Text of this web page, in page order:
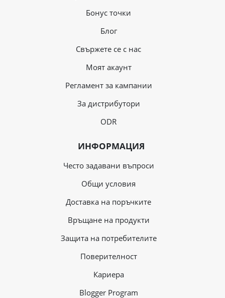
Бонус точки
Блог
Свържете се с нас
Mоят акаунт
Регламент за кампании
За дистрибутори
ODR
ИНФОРМАЦИЯ
Често задавани въпроси
Общи условия
Доставка на поръчките
Връщане на продукти
Защита на потребителите
Поверителност
Кариера
Blogger Program